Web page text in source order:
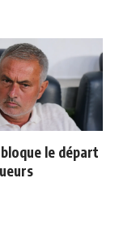
le départ